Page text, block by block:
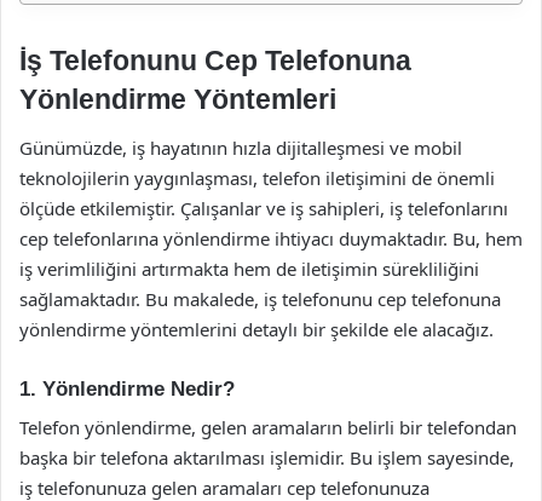
İş Telefonunu Cep Telefonuna
Yönlendirme Yöntemleri
Günümüzde, iş hayatının hızla dijitalleşmesi ve mobil
teknolojilerin yaygınlaşması, telefon iletişimini de önemli
ölçüde etkilemiştir. Çalışanlar ve iş sahipleri, iş telefonlarını
cep telefonlarına yönlendirme ihtiyacı duymaktadır. Bu, hem
iş verimliliğini artırmakta hem de iletişimin sürekliliğini
sağlamaktadır. Bu makalede, iş telefonunu cep telefonuna
yönlendirme yöntemlerini detaylı bir şekilde ele alacağız.
1. Yönlendirme Nedir?
Telefon yönlendirme, gelen aramaların belirli bir telefondan
başka bir telefona aktarılması işlemidir. Bu işlem sayesinde,
iş telefonunuza gelen aramaları cep telefonunuza